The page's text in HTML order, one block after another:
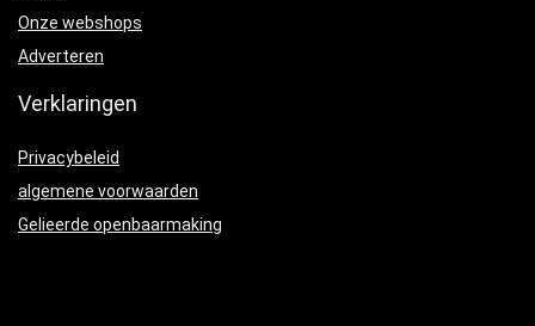
Onze webshops
Adverteren
Verklaringen
Privacybeleid
algemene voorwaarden
Gelieerde openbaarmaking